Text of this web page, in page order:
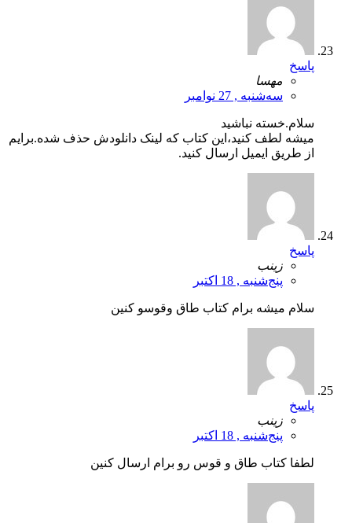
پاسخ
مهسا
سه‌شنبه , 27 نوامبر
سلام.خسته نباشید
میشه لطف کنید،این کتاب که لینک دانلودش حذف شده.برایم
از طریق ایمیل ارسال کنید.
پاسخ
زینب
پنج‌شنبه , 18 اکتبر
سلام میشه برام کتاب طاق وقوسو کنین
پاسخ
زینب
پنج‌شنبه , 18 اکتبر
لطفا کتاب طاق و قوس رو برام ارسال کنین